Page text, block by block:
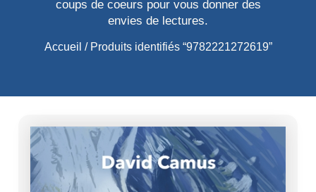
coups de coeurs pour vous donner des
envies de lectures.
Accueil / Produits identifiés “9782221272619”